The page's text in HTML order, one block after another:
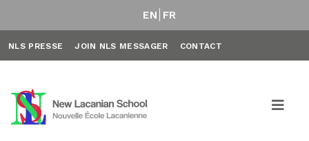
EN FR
NLS PRESSE JOIN NLS MESSAGER CONTACT